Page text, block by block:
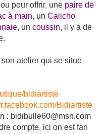
pour offrir, une paire de
à main, un Calicho
, un coussin, il y a de
atelier qui se situe
bidiartiste
Bidiartiste
: bidibulle60@msn.com
compte, ici on est fan